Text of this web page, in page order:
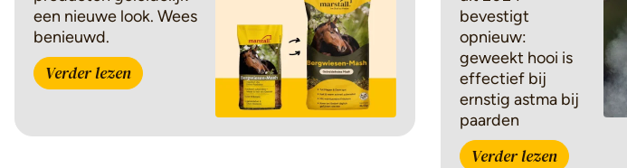
een nieuwe look. Wees
benieuwd.
Verder lezen
bevestigt
opnieuw:
geweekt hooi is
effectief bij
ernstig astma bij
paarden
Verder lezen